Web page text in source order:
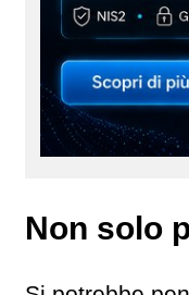
Non solo